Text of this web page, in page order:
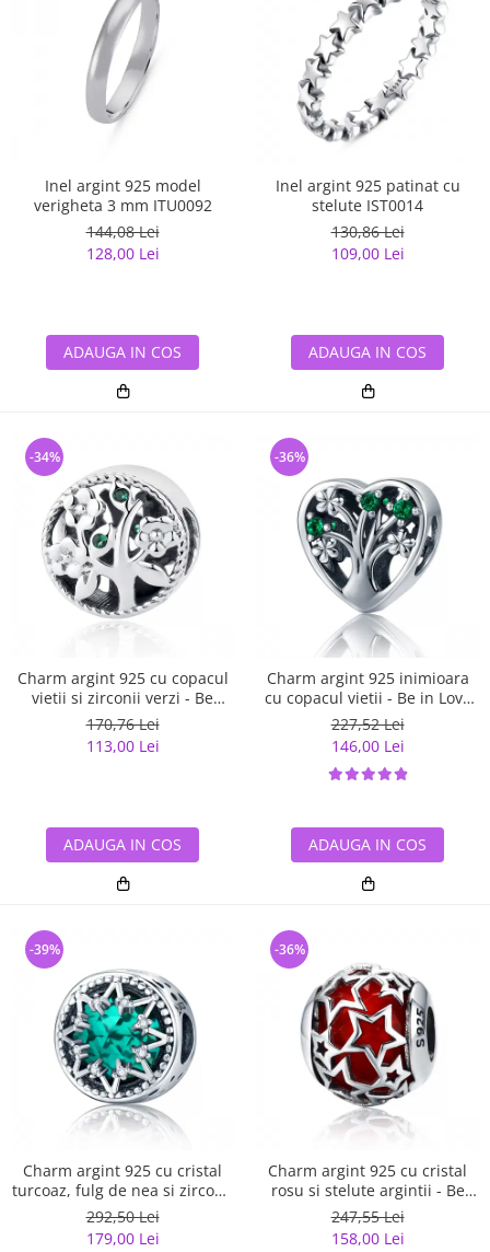
Inel argint 925 model
verigheta 3 mm ITU0092
144,08 Lei
128,00 Lei
ADAUGA IN COS
Inel argint 925 patinat cu
stelute IST0014
130,86 Lei
109,00 Lei
ADAUGA IN COS
Charm argint 925 cu copacul
vietii si zirconii verzi - Be
Nature PST0059
170,76 Lei
113,00 Lei
-34%
ADAUGA IN COS
Charm argint 925 inimioara
cu copacul vietii - Be in Love
PST0105
227,52 Lei
146,00 Lei
-36%
ADAUGA IN COS
Charm argint 925 cu cristal
turcoaz, fulg de nea si zirconii
albe - Be Nature PST0110
292,50 Lei
179,00 Lei
-39%
Charm argint 925 cu cristal
rosu si stelute argintii - Be
Nature PST0115
247,55 Lei
158,00 Lei
-36%